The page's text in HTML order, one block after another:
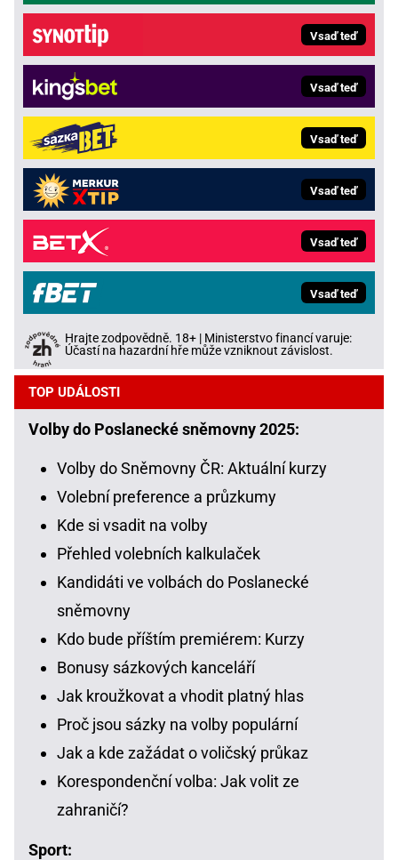
Vsaď teď
Vsaď teď
Vsaď teď
Vsaď teď
Vsaď teď
Vsaď teď
Hrajte zodpovědně. 18+ | Ministerstvo financí varuje:
Účastí na hazardní hře může vzniknout závislost.
TOP UDÁLOSTI
Volby do Poslanecké sněmovny 2025:
Volby do Sněmovny ČR: Aktuální kurzy
Volební preference a průzkumy
Kde si vsadit na volby
Přehled volebních kalkulaček
Kandidáti ve volbách do Poslanecké
sněmovny
Kdo bude příštím premiérem: Kurzy
Bonusy sázkových kanceláří
Jak kroužkovat a vhodit platný hlas
Proč jsou sázky na volby populární
Jak a kde zažádat o voličský průkaz
Korespondenční volba: Jak volit ze
zahraničí?
Sport: